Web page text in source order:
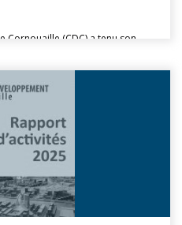
Cornouaille (CDC) a tenu son